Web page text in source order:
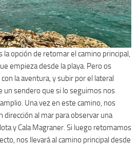
la opción de retomar el camino principal,
empieza desde la playa. Pero os
la aventura, y subir por el lateral
un sendero que si lo seguimos nos
Una vez en este camino, nos
dirección al mar para observar una
y Cala Magraner. Si luego retomamos
nos llevará al camino principal desde